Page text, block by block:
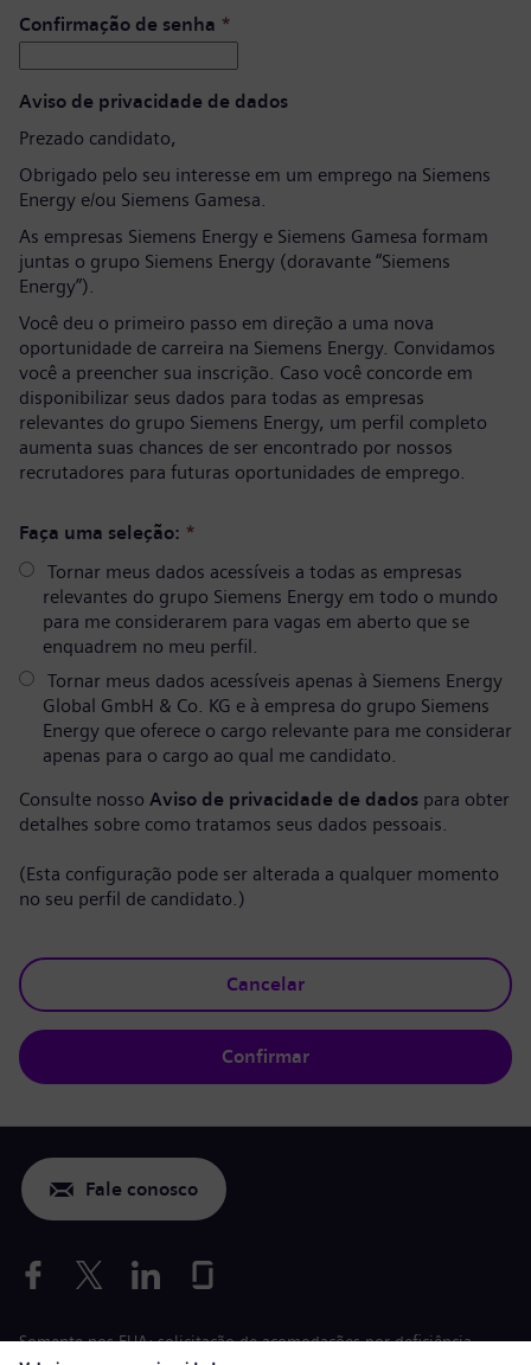
Confirmação de senha *
Aviso de privacidade de dados
Prezado candidato,
Obrigado pelo seu interesse em um emprego na Siemens
Energy e/ou Siemens Gamesa.
As empresas Siemens Energy e Siemens Gamesa formam
juntas o grupo Siemens Energy (doravante “Siemens
Energy”).
Você deu o primeiro passo em direção a uma nova
oportunidade de carreira na Siemens Energy. Convidamos
você a preencher sua inscrição. Caso você concorde em
disponibilizar seus dados para todas as empresas
relevantes do grupo Siemens Energy, um perfil completo
aumenta suas chances de ser encontrado por nossos
recrutadores para futuras oportunidades de emprego.
Faça uma seleção: *
Tornar meus dados acessíveis a todas as empresas
relevantes do grupo Siemens Energy em todo o mundo
para me considerarem para vagas em aberto que se
enquadrem no meu perfil.
Tornar meus dados acessíveis apenas à Siemens Energy
Global GmbH & Co. KG e à empresa do grupo Siemens
Energy que oferece o cargo relevante para me considerar
apenas para o cargo ao qual me candidato.
Consulte nosso Aviso de privacidade de dados para obter
detalhes sobre como tratamos seus dados pessoais.
(Esta configuração pode ser alterada a qualquer momento
no seu perfil de candidato.)
Cancelar
Confirmar
Fale conosco
Somente nos EUA: solicitação de acomodações por deficiência